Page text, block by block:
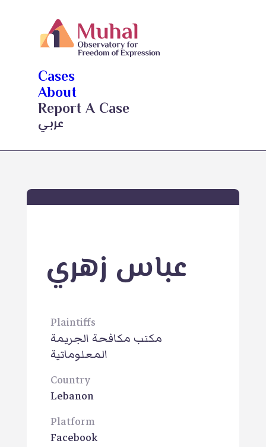
Cases
About
Report A Case
عربي
عباس زهري
Plaintiffs
مكتب مكافحة الجريمة
المعلوماتية
Country
Lebanon
Platform
Facebook